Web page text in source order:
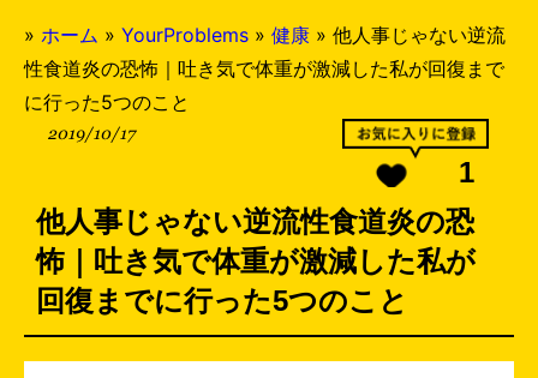
» ホーム » YourProblems » 健康 » 他人事じゃない逆流
性食道炎の恐怖｜吐き気で体重が激減した私が回復まで
に行った5つのこと
2019/10/17
1
他人事じゃない逆流性食道炎の恐
怖｜吐き気で体重が激減した私が
回復までに行った5つのこと